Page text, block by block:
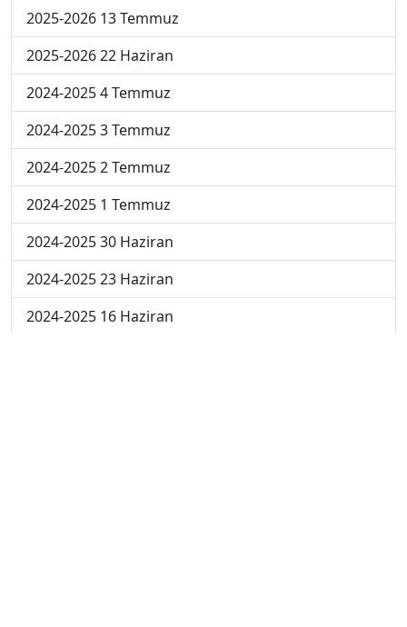
2025-2026 13 Temmuz
2025-2026 22 Haziran
2024-2025 4 Temmuz
2024-2025 3 Temmuz
2024-2025 2 Temmuz
2024-2025 1 Temmuz
2024-2025 30 Haziran
2024-2025 23 Haziran
2024-2025 16 Haziran